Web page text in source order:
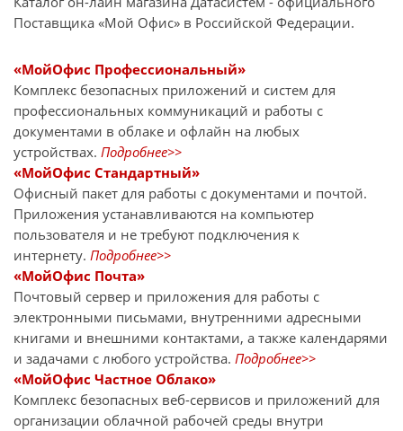
Поставщика «Мой Офис» в Российской Федерации.
«МойОфис Профессиональный»
Комплекс безопасных приложений и систем для
профессиональных коммуникаций и работы с
документами в облаке и офлайн на любых
устройствах. Подробнее>>
«МойОфис Стандартный»
Офисный пакет для работы с документами и почтой.
Приложения устанавливаются на компьютер
пользователя и не требуют подключения к
интернету. Подробнее>>
«МойОфис Почта»
Почтовый сервер и приложения для работы с
электронными письмами, внутренними адресными
книгами и внешними контактами, а также календарями
и задачами с любого устройства. Подробнее>>
«МойОфис Частное Облако»
Комплекс безопасных веб-сервисов и приложений для
организации облачной рабочей среды внутри